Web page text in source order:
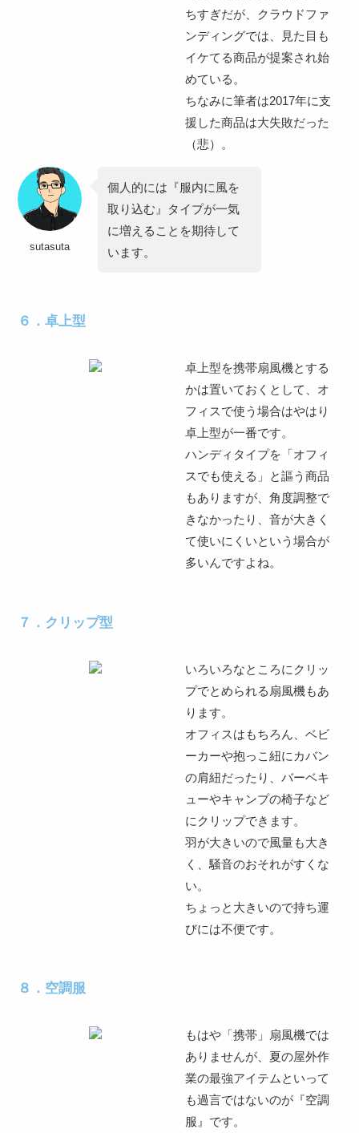
ちすぎだが、クラウドファ
ンディングでは、見た目も
イケてる商品が提案され始
めている。
ちなみに筆者は2017年に支
援した商品は大失敗だった
（悲）。
sutasuta
個人的には『服内に風を
取り込む』タイプが一気
に増えることを期待して
います。
６．卓上型
卓上型を携帯扇風機とする
かは置いておくとして、 オ
フィスで使う場合はやはり
卓上型が一番です。
ハンディタイプを「オフィ
スでも使える」と謳う商品
もありますが、角度調整で
きなかったり、音が大きく
て使いにくいという場合が
多いんですよね。
７．クリップ型
いろいろなところにクリッ
プでとめられる扇風機もあ
ります。
オフィスはもちろん、ベビ
ーカーや抱っこ紐にカバン
の肩紐だったり、バーベキ
ューやキャンプの椅子など
にクリップできます。
羽が大きいので風量も大き
く
騒音のおそれがすくな
い。
ちょっと大きいので持ち運
びには不便です。
８．空調服
もはや「携帯」扇風機では
ありませんが、 夏の屋外作
業の最強アイテム といって
も過言ではないのが『空調
服』 です。